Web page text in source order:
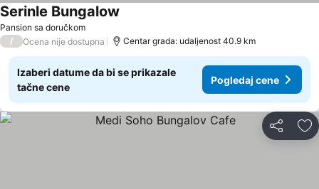
Pansion sa doručkom
Serinle Bungalow
/ Ocena nije dostupna Centar grada: udaljenost 40.9 km
Izaberi datume da bi se prikazale
tačne cene
Pogledaj cene
Deli